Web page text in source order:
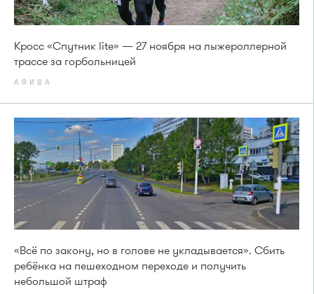
Кросс «Спутник lite» — 27 ноября на лыжероллерной
трассе за горбольницей
АФИША
«Всё по закону, но в голове не укладывается». Сбить
ребёнка на пешеходном переходе и получить
небольшой штраф